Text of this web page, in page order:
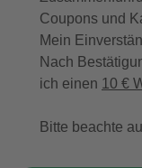
Coupons und
Mein
Nach
ich einen 10 €
Bitte beachte